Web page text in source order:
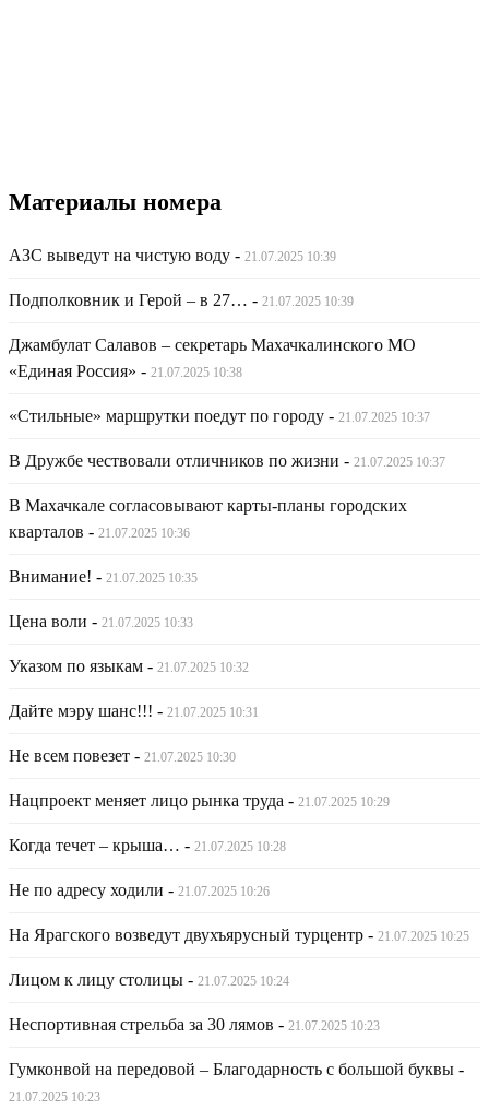
Материалы номера
АЗС выведут на чистую воду - 21.07.2025 10:39
Подполковник и Герой – в 27… - 21.07.2025 10:39
Джамбулат Салавов – секретарь Махачкалинского МО
«Единая Россия» - 21.07.2025 10:38
«Стильные» маршрутки поедут по городу - 21.07.2025 10:37
В Дружбе чествовали отличников по жизни - 21.07.2025 10:37
В Махачкале согласовывают карты-планы городских
кварталов - 21.07.2025 10:36
Внимание! - 21.07.2025 10:35
Цена воли - 21.07.2025 10:33
Указом по языкам - 21.07.2025 10:32
Дайте мэру шанс!!! - 21.07.2025 10:31
Не всем повезет - 21.07.2025 10:30
Нацпроект меняет лицо рынка труда - 21.07.2025 10:29
Когда течет – крыша… - 21.07.2025 10:28
Не по адресу ходили - 21.07.2025 10:26
На Ярагского возведут двухъярусный турцентр - 21.07.2025 10:25
Лицом к лицу столицы - 21.07.2025 10:24
Неспортивная стрельба за 30 лямов - 21.07.2025 10:23
Гумконвой на передовой – Благодарность с большой буквы -
21.07.2025 10:23